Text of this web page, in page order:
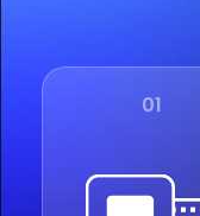
01